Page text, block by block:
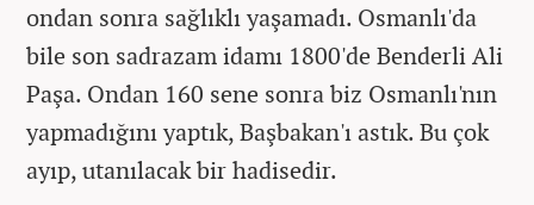
ondan sonra sağlıklı yaşamadı. Osmanlı'da
bile son sadrazam idamı 1800'de Benderli Ali
Paşa. Ondan 160 sene sonra biz Osmanlı'nın
yapmadığını yaptık, Başbakan'ı astık. Bu çok
ayıp, utanılacak bir hadisedir.